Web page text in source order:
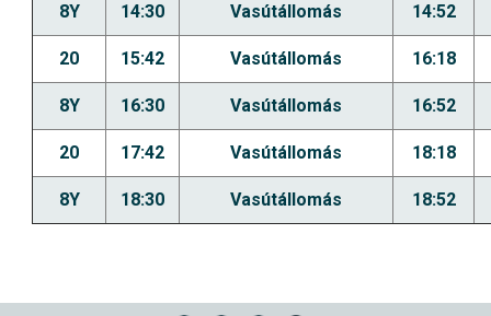
8Y 14:30 Vasútállomás 14:52
20 15:42 Vasútállomás 16:18
8Y 16:30 Vasútállomás 16:52
20 17:42 Vasútállomás 18:18
8Y 18:30 Vasútállomás 18:52